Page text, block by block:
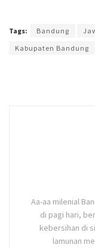
Tags: Bandung
Kabupaten Bandung
Aa-aa milenial
di pagi hari,
kebersihan di
lamunan